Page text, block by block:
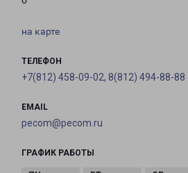
на карте
ТЕЛЕФОН
+7(812) 458-09-02, 8(812) 494-88-88
EMAIL
pecom@pecom.ru
ГРАФИК РАБОТЫ